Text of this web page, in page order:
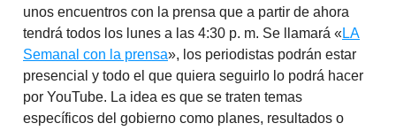
unos encuentros con la prensa que a partir de ahora
tendrá todos los lunes a las 4:30 p. m. Se llamará «LA
Semanal con la prensa», los periodistas podrán estar
presencial y todo el que quiera seguirlo lo podrá hacer
por YouTube. La idea es que se traten temas
específicos del gobierno como planes, resultados o